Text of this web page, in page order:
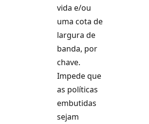
vida e/ou
uma cota de
largura de
banda, por
chave.
Impede que
as políticas
embutidas
sejam